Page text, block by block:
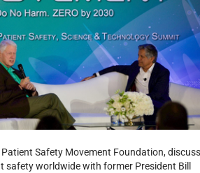
Safety Movement Foundation,
safety worldwide with former President Bill